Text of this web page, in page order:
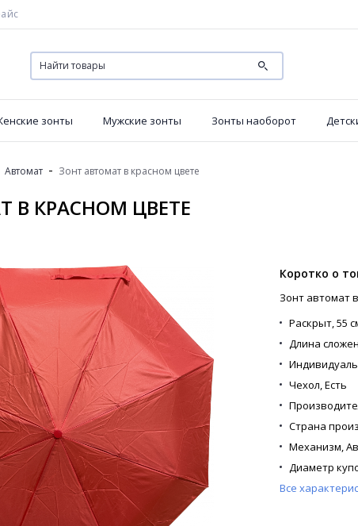
зонты Мужские зонты Зонты наоборот
Автомат - Зонт автомат в красном цвете
В КРАСНОМ ЦВЕТЕ
Коротко о
Зонт автомат
Раскрыт, 55
Длина
Чехол, Есть
Страна
Механизм,
Диаметр
Кол-во в
Все